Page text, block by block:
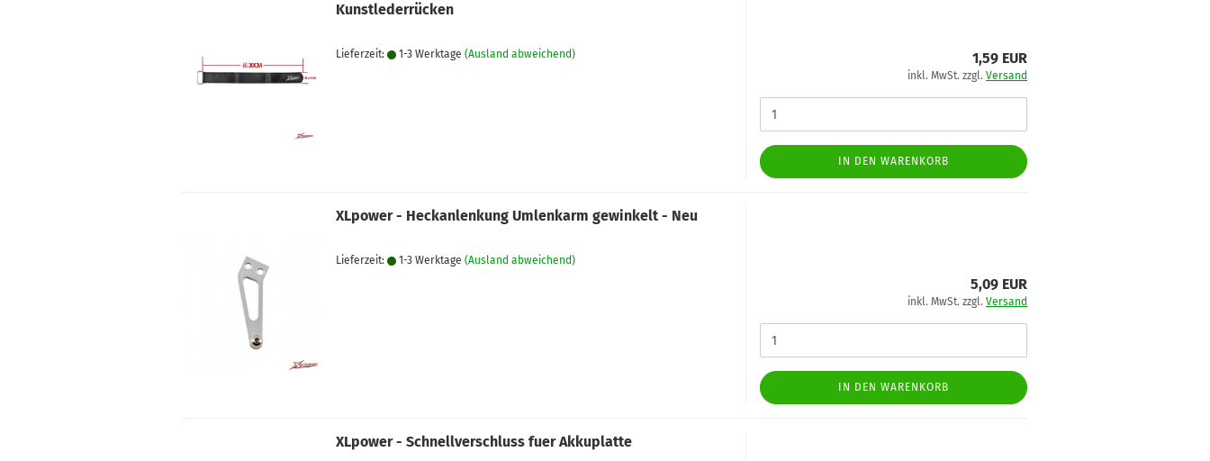
Kunstlederrücken
Lieferzeit: 1-3 Werktage (Ausland abweichend) 1,59 EUR
inkl. MwSt. zzgl. Versand
IN DEN WARENKORB
XLpower - Heckanlenkung Umlenkarm gewinkelt - Neu
Lieferzeit: 1-3 Werktage (Ausland abweichend)
5,09 EUR
inkl. MwSt. zzgl. Versand
IN DEN WARENKORB
XLpower - Schnellverschluss fuer Akkuplatte